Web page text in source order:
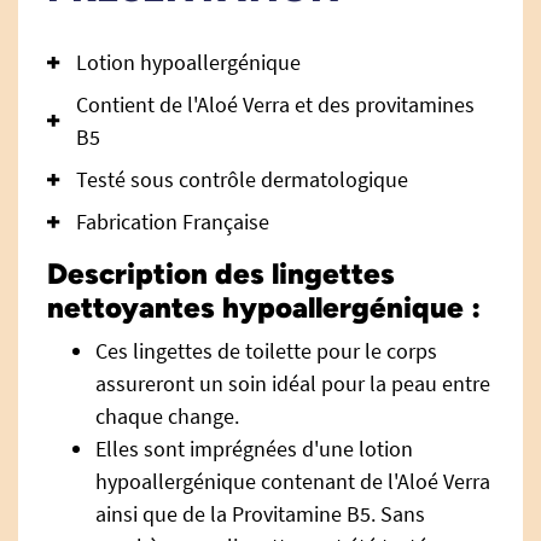
Lotion hypoallergénique
Contient de l'Aloé Verra et des provitamines
B5
Testé sous contrôle dermatologique
Fabrication Française
Description des lingettes
nettoyantes hypoallergénique :
Ces lingettes de toilette pour le corps
assureront un soin idéal pour la peau entre
chaque change.
Elles sont imprégnées d'une lotion
hypoallergénique contenant de l'Aloé Verra
ainsi que de la Provitamine B5. Sans